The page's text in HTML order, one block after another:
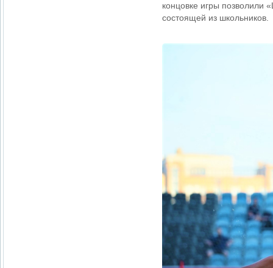
концовке игры позволили
состоящей из школьников.